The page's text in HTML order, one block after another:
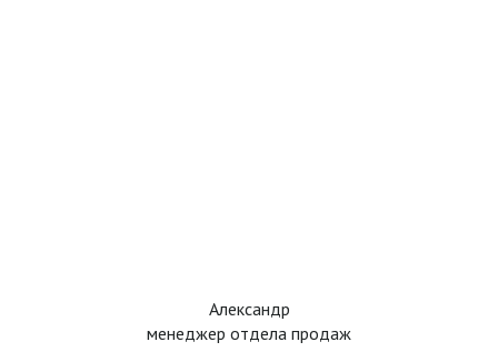
Александр
менеджер отдела продаж